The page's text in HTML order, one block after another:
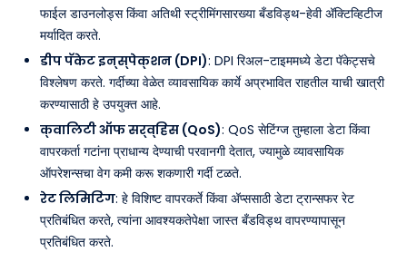
फाईल डाउनलोड्स किंवा अतिथी स्ट्रीमिंगसारख्या बँडविड्थ-हेवी अ‍ॅक्टिव्हिटीज
मर्यादित करते.
डीप पॅकेट इन्स्पेक्शन (DPI): DPI रिअल-टाइममध्ये डेटा पॅकेट्सचे
विश्लेषण करते. गर्दीच्या वेळेत व्यावसायिक कार्ये अप्रभावित राहतील याची खात्री
करण्यासाठी हे उपयुक्त आहे.
क्वालिटी ऑफ सर्व्हिस (QoS): QoS सेटिंग्ज तुम्हाला डेटा किंवा
वापरकर्ता गटांना प्राधान्य देण्याची परवानगी देतात, ज्यामुळे व्यावसायिक
ऑपरेशन्सचा वेग कमी करू शकणारी गर्दी टळते.
रेट लिमिटिंग: हे विशिष्ट वापरकर्ते किंवा अ‍ॅप्ससाठी डेटा ट्रान्सफर रेट
प्रतिबंधित करते, त्यांना आवश्यकतेपेक्षा जास्त बँडविड्थ वापरण्यापासून
प्रतिबंधित करते.